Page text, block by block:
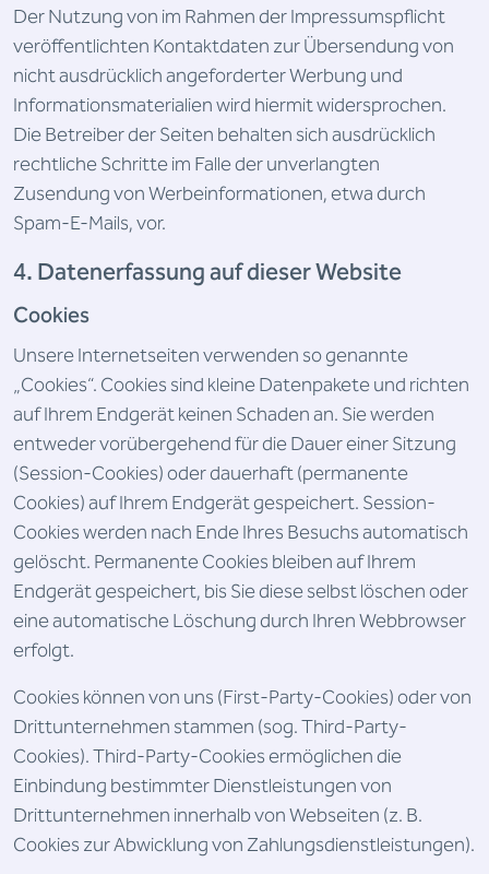
Der Nutzung von im Rahmen der Impressumspflicht
veröffentlichten Kontaktdaten zur Übersendung von
nicht ausdrücklich angeforderter Werbung und
Informationsmaterialien wird hiermit widersprochen.
Die Betreiber der Seiten behalten sich ausdrücklich
rechtliche Schritte im Falle der unverlangten
Zusendung von Werbeinformationen, etwa durch
Spam-E-Mails, vor.
4. Datenerfassung auf dieser Website
Cookies
Unsere Internetseiten verwenden so genannte
„Cookies“. Cookies sind kleine Datenpakete und richten
auf Ihrem Endgerät keinen Schaden an. Sie werden
entweder vorübergehend für die Dauer einer Sitzung
(Session-Cookies) oder dauerhaft (permanente
Cookies) auf Ihrem Endgerät gespeichert. Session-
Cookies werden nach Ende Ihres Besuchs automatisch
gelöscht. Permanente Cookies bleiben auf Ihrem
Endgerät gespeichert, bis Sie diese selbst löschen oder
eine automatische Löschung durch Ihren Webbrowser
erfolgt.
Cookies können von uns (First-Party-Cookies) oder von
Drittunternehmen stammen (sog. Third-Party-
Cookies). Third-Party-Cookies ermöglichen die
Einbindung bestimmter Dienstleistungen von
Drittunternehmen innerhalb von Webseiten (z. B.
Cookies zur Abwicklung von Zahlungsdienstleistungen).